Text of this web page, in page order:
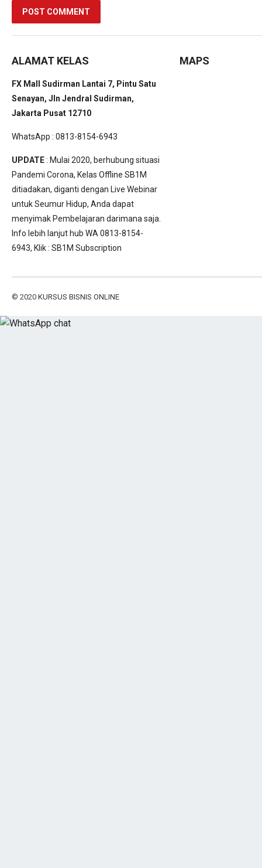
ALAMAT KELAS
FX Mall Sudirman Lantai 7, Pintu Satu
Senayan, Jln Jendral Sudirman,
Jakarta Pusat 12710
WhatsApp : 0813-8154-6943
UPDATE: Mulai 2020, berhubung situasi
Pandemi Corona, Kelas Offline SB1M
ditiadakan, diganti dengan Live Webinar
untuk Seumur Hidup, Anda dapat
menyimak Pembelajaran darimana saja.
Info lebih lanjut hub WA 0813-8154-
6943, Klik : SB1M Subscription
MAPS
© 2020 KURSUS BISNIS ONLINE